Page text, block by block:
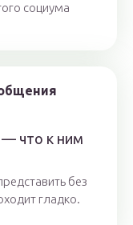
социума
— что к ним
без
гладко.